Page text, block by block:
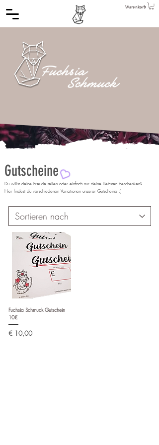
Warenkorb
Gutscheine
Du willst deine Freude teilen oder einfach nur deine Liebsten beschenken?
Hier findest du verschiedenen Variationen unserer Gutscheine :)
Fuchsia Schmuck Gutschein
10€
Preis
€ 10,00